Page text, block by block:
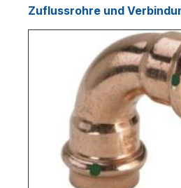
Zuflussrohre und